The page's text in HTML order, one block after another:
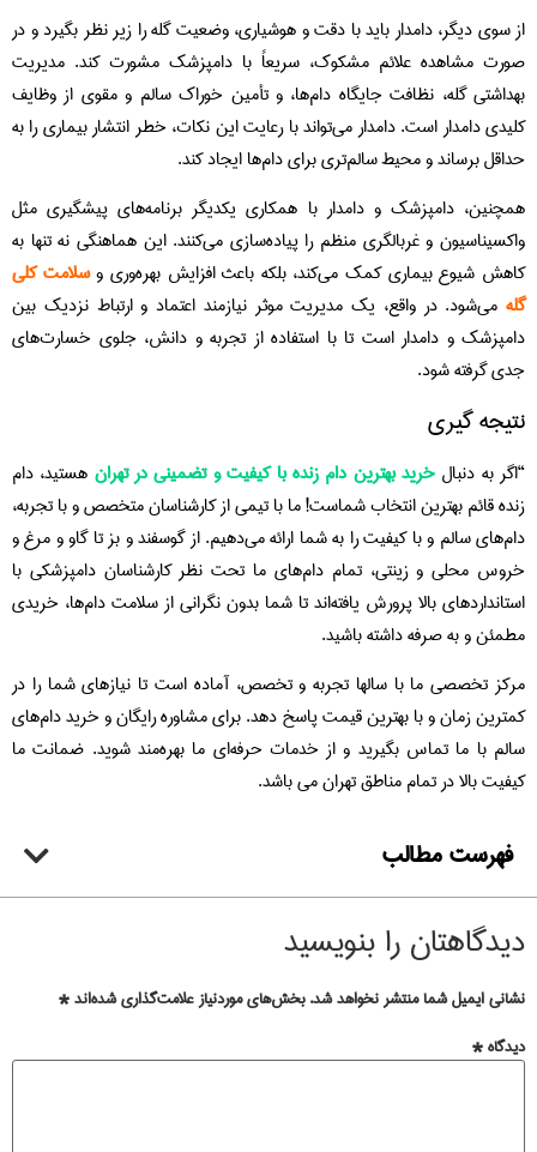
از سوی دیگر، دامدار باید با دقت و هوشیاری، وضعیت گله را زیر نظر بگیرد و در
صورت مشاهده علائم مشکوک، سریعاً با دامپزشک مشورت کند. مدیریت
بهداشتی گله، نظافت جایگاه دام‌ها، و تأمین خوراک سالم و مقوی از وظایف
کلیدی دامدار است. دامدار می‌تواند با رعایت این نکات، خطر انتشار بیماری را به
حداقل برساند و محیط سالم‌تری برای دام‌ها ایجاد کند.
همچنین، دامپزشک و دامدار با همکاری یکدیگر برنامه‌های پیشگیری مثل
واکسیناسیون و غربالگری منظم را پیاده‌سازی می‌کنند. این هماهنگی نه تنها به
کاهش شیوع بیماری کمک می‌کند، بلکه باعث افزایش بهره‌وری و سلامت کلی
گله می‌شود. در واقع، یک مدیریت موثر نیازمند اعتماد و ارتباط نزدیک بین
دامپزشک و دامدار است تا با استفاده از تجربه و دانش، جلوی خسارت‌های
جدی گرفته شود.
نتیجه گیری
“اگر به دنبالخرید بهترین دام زنده با کیفیت و تضمینی در تهران هستید، دام
زنده قائم بهترین انتخاب شماست! ما با تیمی از کارشناسان متخصص و با تجربه،
دام‌های سالم و با کیفیت را به شما ارائه می‌دهیم. از گوسفند و بز تا گاو و مرغ و
خروس محلی و زینتی، تمام دام‌های ما تحت نظر کارشناسان دامپزشکی با
استانداردهای بالا پرورش یافته‌اند تا شما بدون نگرانی از سلامت دام‌ها، خریدی
مطمئن و به صرفه داشته باشید.
مرکز تخصصی ما با سالها تجربه و تخصص، آماده است تا نیازهای شما را در
کمترین زمان و با بهترین قیمت پاسخ دهد. برای مشاوره رایگان و خرید دام‌های
سالم با ما تماس بگیرید و از خدمات حرفه‌ای ما بهره‌مند شوید. ضمانت ما
کیفیت بالا در تمام مناطق تهران می باشد.
فهرست مطالب
دیدگاهتان را بنویسید
نشانی ایمیل شما منتشر نخواهد شد. بخش‌های موردنیاز علامت‌گذاری شده‌اند*
دیدگاه*